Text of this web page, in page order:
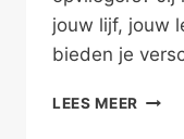
jouw lijf, jouw
bieden je
LEES MEER